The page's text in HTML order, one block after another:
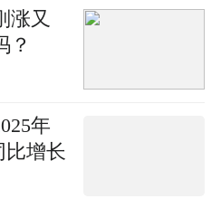
涨又
？
年
比增长